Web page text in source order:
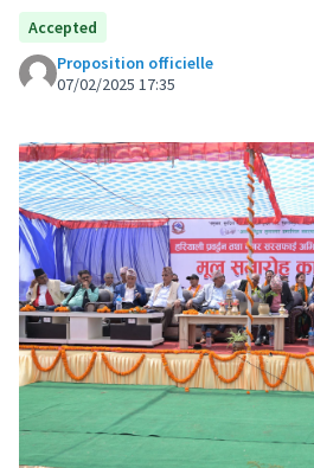
Accepted
Proposition officielle
07/02/2025 17:35